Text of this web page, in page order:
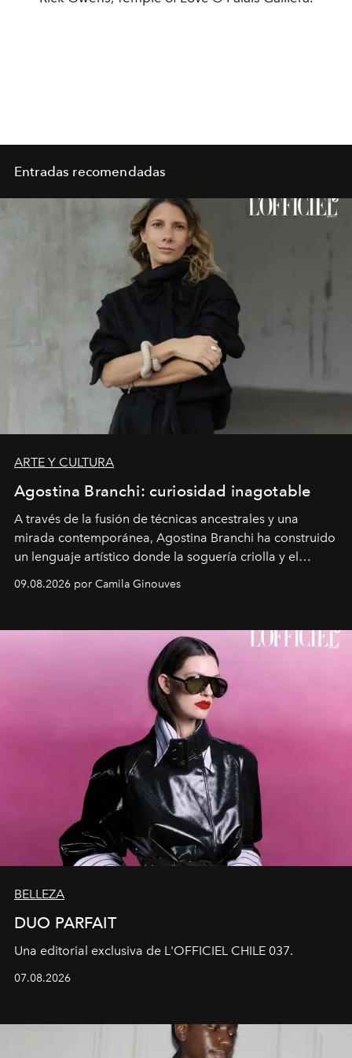
Entradas recomendadas
ARTE Y CULTURA
Agostina Branchi: curiosidad inagotable
A través de la fusión de técnicas ancestrales y una
mirada contemporánea, Agostina Branchi ha construido
un lenguaje artístico donde la soguería criolla y el
embarrilado dan vida a esculturas textiles tan rígidas
como fluidas. En septiembre la artista presentará una
Montecarmelo.
09.08.2026 por Camila Ginouves
BELLEZA
DUO PARFAIT
Una editorial exclusiva de L'OFFICIEL CHILE 037.
07.08.2026